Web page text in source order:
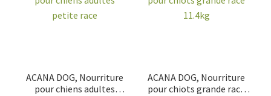
ACANA DOG, Nourriture
pour chiens adultes
ACANA DOG, Nourriture
pour chiots grande race